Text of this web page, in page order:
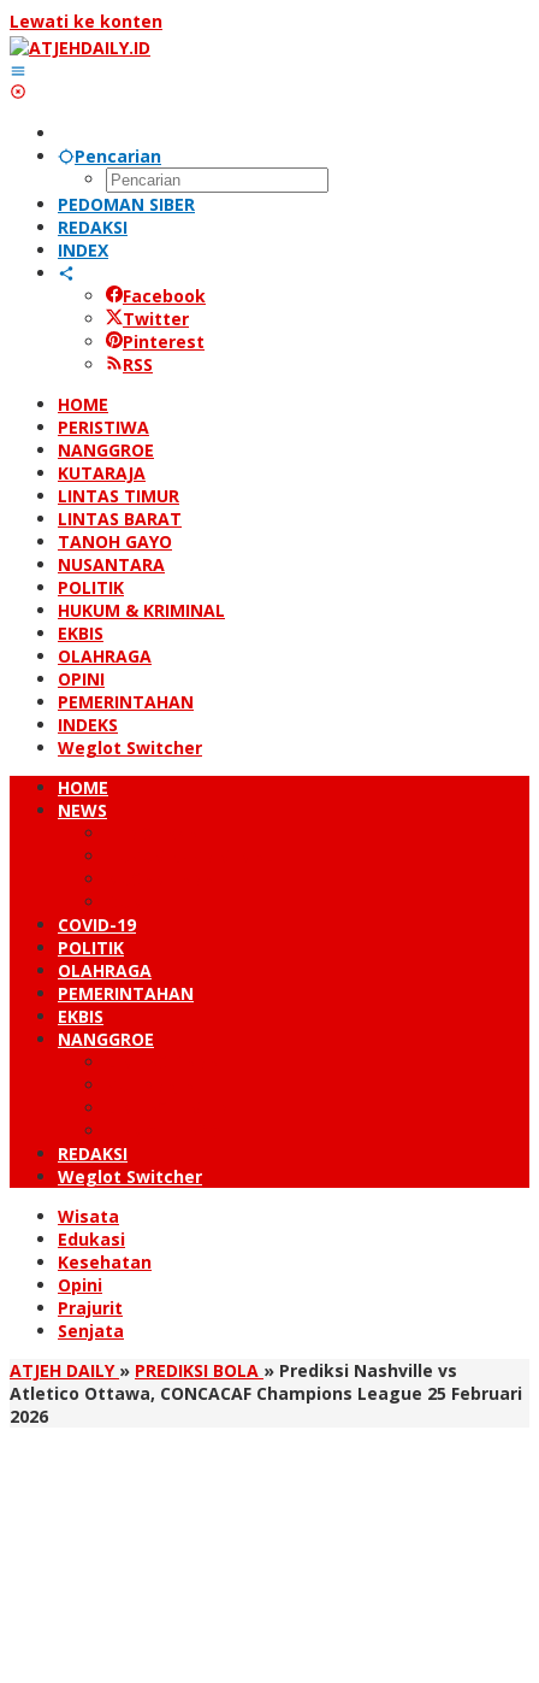
Lewati ke konten
Pencarian
PEDOMAN SIBER
REDAKSI
INDEX
Facebook
Twitter
Pinterest
RSS
HOME
PERISTIWA
NANGGROE
KUTARAJA
LINTAS TIMUR
LINTAS BARAT
TANOH GAYO
NUSANTARA
POLITIK
HUKUM & KRIMINAL
EKBIS
OLAHRAGA
OPINI
PEMERINTAHAN
INDEKS
Weglot Switcher
HOME
NEWS
COVID-19
POLITIK
OLAHRAGA
PEMERINTAHAN
EKBIS
NANGGROE
REDAKSI
Weglot Switcher
Wisata
Edukasi
Kesehatan
Opini
Prajurit
Senjata
ATJEH DAILY » PREDIKSI BOLA » Prediksi Nashville vs
Atletico Ottawa, CONCACAF Champions League 25 Februari
2026